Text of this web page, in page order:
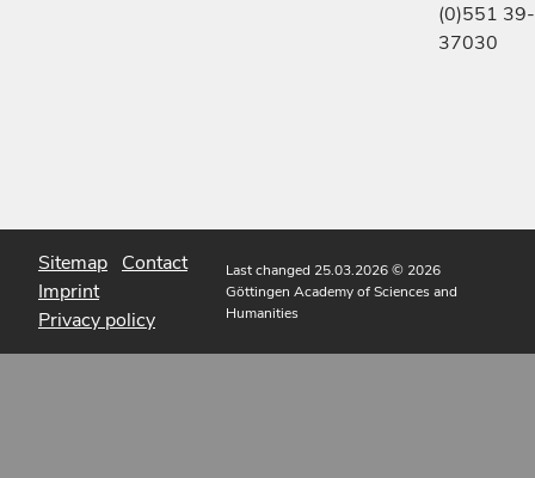
(0)551 39-
37030
Sitemap Contact
Imprint
Privacy policy
Last changed 25.03.2026© 2026
Göttingen Academy of Sciences and
Humanities